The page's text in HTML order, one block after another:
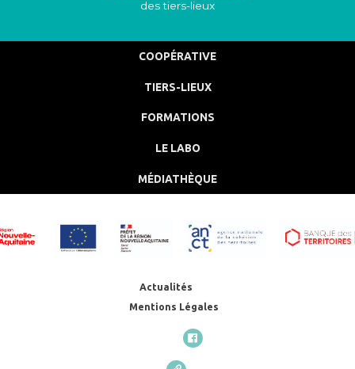
des tiers-lieux
COOPÉRATIVE
TIERS-LIEUX
FORMATIONS
LE LABO
MÉDIATHÈQUE
Actualités
Mentions Légales